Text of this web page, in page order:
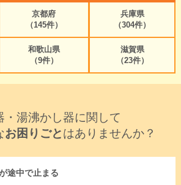
京都府
（145件）
兵庫県
（304件）
和歌山県
（9件）
滋賀県
（23件）
・湯沸かし器に関して
お困りごとはありませんか？
途中で止まる